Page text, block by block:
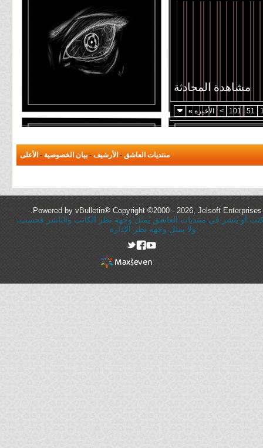
مشاهدة المحادثة
51
101
> الأخيرة »
منتديات العاشق - الأرشيف - بيان الخصوصية - الأعلى
Powered by vBulletin® Copyright ©2000 - 2026, Jelsoft Enterprises
أو يُنشر في منتديات العاشق يُمثل وجهة نظر الكاتب والناشر فحسب،
ولا يمثل وجهه نظر الإدارة